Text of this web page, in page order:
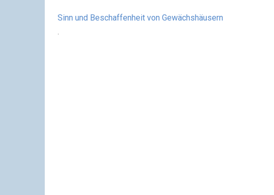
Sinn und Beschaffenheit von Gewächshäusern
.